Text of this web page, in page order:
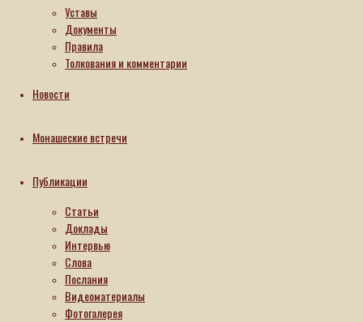
Уставы
Документы
Правила
Толкования и комментарии
Новости
Монашеские встречи
Публикации
Статьи
Доклады
Интервью
Слова
Послания
Видеоматериалы
Фотогалерея